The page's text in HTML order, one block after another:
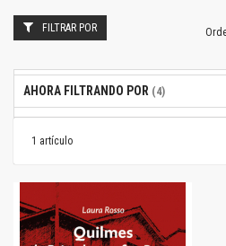
1 artículo
FILTRAR POR
AHORA FILTRANDO POR